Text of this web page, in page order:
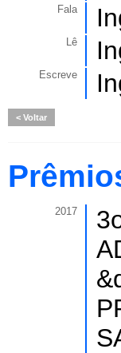
Fala
Lê
Escreve
Voltar
2017